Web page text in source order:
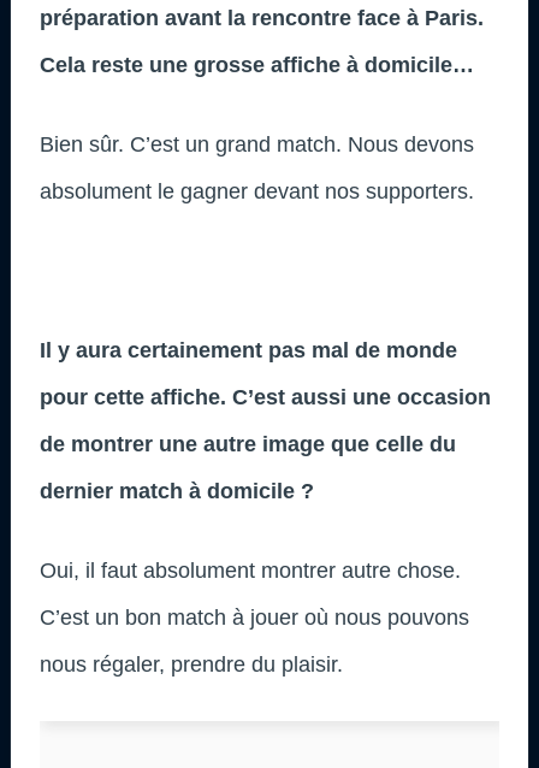
préparation avant la rencontre face à Paris.
Cela reste une grosse affiche à domicile…
Bien sûr. C’est un grand match. Nous devons
absolument le gagner devant nos supporters.
Il y aura certainement pas mal de monde
pour cette affiche. C’est aussi une occasion
de montrer une autre image que celle du
dernier match à domicile ?
Oui, il faut absolument montrer autre chose.
C’est un bon match à jouer où nous pouvons
nous régaler, prendre du plaisir.